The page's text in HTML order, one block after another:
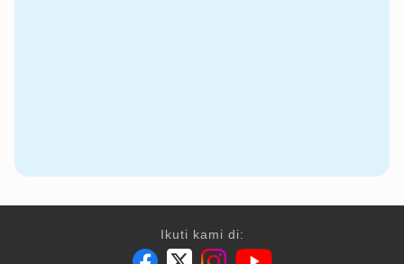
Ikuti kami di: